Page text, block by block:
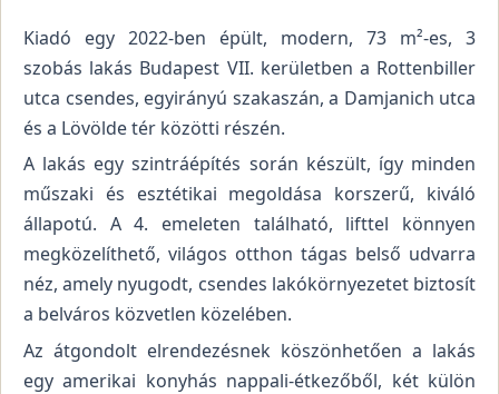
Kiadó egy 2022-ben épült, modern, 73 m²-es, 3
szobás lakás Budapest VII. kerületben a Rottenbiller
utca csendes, egyirányú szakaszán, a Damjanich utca
és a Lövölde tér közötti részén.
A lakás egy szintráépítés során készült, így minden
műszaki és esztétikai megoldása korszerű, kiváló
állapotú. A 4. emeleten található, lifttel könnyen
megközelíthető, világos otthon tágas belső udvarra
néz, amely nyugodt, csendes lakókörnyezetet biztosít
a belváros közvetlen közelében.
Az átgondolt elrendezésnek köszönhetően a lakás
egy amerikai konyhás nappali-étkezőből, két külön